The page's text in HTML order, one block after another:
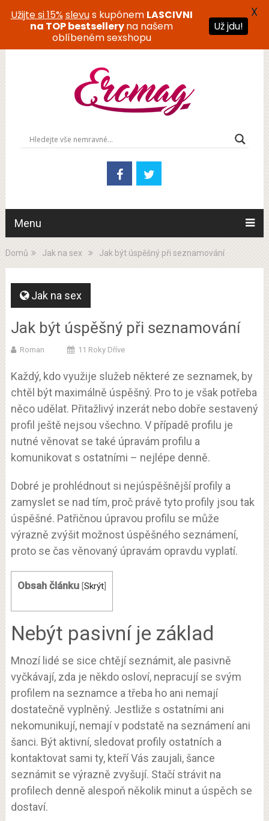
Menu
Domů Jak na sex Jak být úspěšný při seznamování
Jak na sex
Jak být úspěšný při seznamování
Roman 11 Roky Dříve
Každý, kdo využije služeb některé ze seznamek, by
chtěl být maximálně úspěšný. Pro to je však potřeba
něco udělat. Přitažlivý inzerát nebo dobře sestavený
profil ještě nejsou všechno. V případě profilu je
nutné věnovat se také úpravám profilu a
komunikovat s ostatními – nejlépe denně.
Dobré je prohlédnout si nejúspěšnější profily a
zamyslet se nad tím, proč právě tyto profily jsou tak
úspěšné. Patřičnou úpravou profilu se může
výrazně zvýšit možnost úspěšného seznámení,
proto se čas věnovaný úpravám opravdu vyplatí.
Obsah článku [Skrýt]
Nebýt pasivní je základ
Mnozí lidé se sice chtějí seznámit, ale pasivně
vyčkávají, zda je někdo osloví, nepracují se svým
profilem na seznamce a třeba ho ani nemají
dostatečně vyplněný. Jestliže s ostatními ani
nekomunikují, nemají v podstatě na seznámení ani
šanci. Být aktivní, sledovat profily ostatních a
kontaktovat sami ty, kteří Vás zaujali, šance
seznámit se výrazně zvyšují. Stačí strávit na
profilech denně alespoň několik minut a úspěch se
dostaví.
Užijte si 15%slevus kupónem LASCIVNI
na TOP bestselleryna našem
oblíbeném sexshopu
Už jdu!
X